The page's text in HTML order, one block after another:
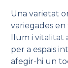
Una varietat
variegades
llum i vitalitat
per a espais
afegir-hi un